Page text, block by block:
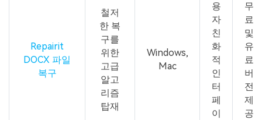
Repairit
DOCX 파일
복구
철저
한 복
구를
위한
고급
알고
리즘
탑재
Windows,
Mac
용
자
친
화
적
인
터
페
이
무
료
및
유
료
버
전
제
공